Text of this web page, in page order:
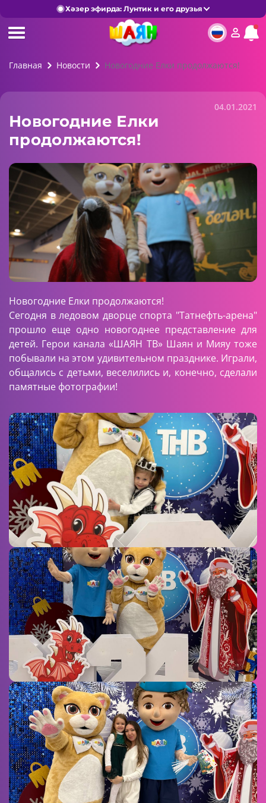
Хәзер эфирда: Лунтик и его друзья
Главная Новости Новогодние Елки продолжаются!
04.01.2021
Новогодние Елки
продолжаются!
Новогодние Елки продолжаются!
Сегодня в ледовом дворце спорта "Татнефть-арена"
прошло еще одно новогоднее представление для
детей. Герои канала «ШАЯН ТВ» Шаян и Мияу тоже
побывали на этом удивительном празднике. Играли,
общались с детьми, веселились и, конечно, сделали
памятные фотографии!